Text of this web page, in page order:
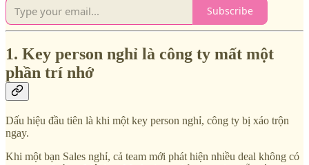
Subscribe
1. Key person nghỉ là công ty mất một
phần trí nhớ
Dấu hiệu đầu tiên là khi một key person nghỉ, công ty bị xáo trộn
ngay.
Khi một bạn Sales nghỉ, cả team mới phát hiện nhiều deal không có